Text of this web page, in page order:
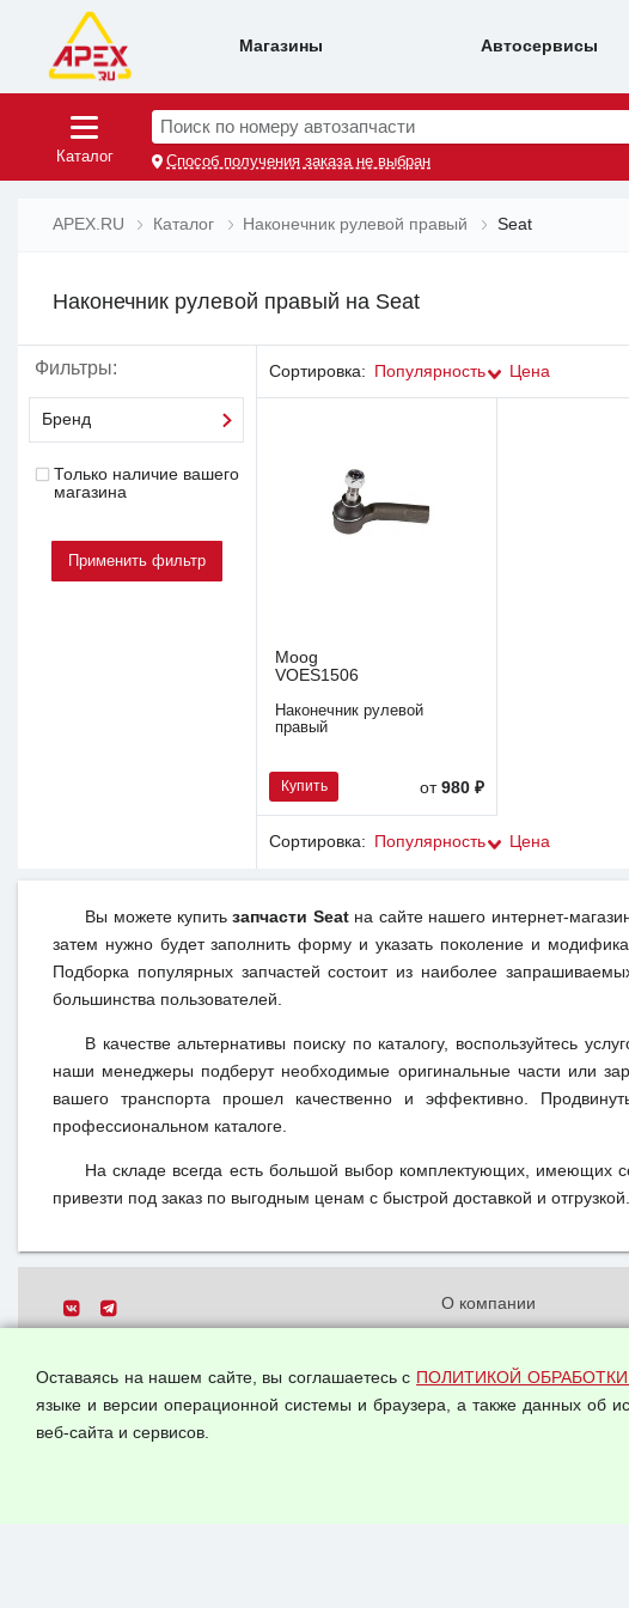
Магазины Автосервисы
Каталог
Поиск по номеру автозапчасти
Способ получения заказа не выбран
APEX.RU Каталог Наконечник рулевой правый Seat
Наконечник рулевой правый на Seat
Фильтры:
Бренд
Только наличие вашего
магазина
Сортировка: Популярность Цена
Moog
VOES1506
Наконечник рулевой
правый
Купить от980 ₽
Сортировка: Популярность Цена
Вы можете купитьзапчасти Seatна сайте нашего интернет-
затем нужно будет заполнить форму и указать поколение и
Подборка популярных запчастей состоит из наиболее
большинства пользователей.
В качестве альтернативы поиску по каталогу, воспользуйтесь
наши менеджеры подберут необходимые оригинальные части или
вашего транспорта прошел качественно и эффективно.
профессиональном каталоге.
На складе всегда есть большой выбор комплектующих, имеющих
привезти под заказ по выгодным ценам с быстрой доставкой и отгрузкой.
Все права защищены.
О компании
данных
Оставаясь на нашем сайте, вы соглашаетесь с ПОЛИТИКОЙ
языке и версии операционной системы и браузера, а также данных об
веб-сайта и сервисов.